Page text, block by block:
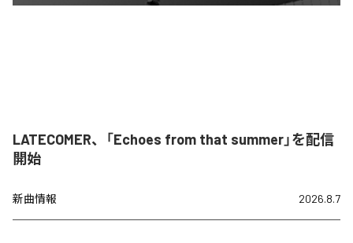
LATECOMER、「Echoes from that summer」を配信
開始
新曲情報 2026.8.7